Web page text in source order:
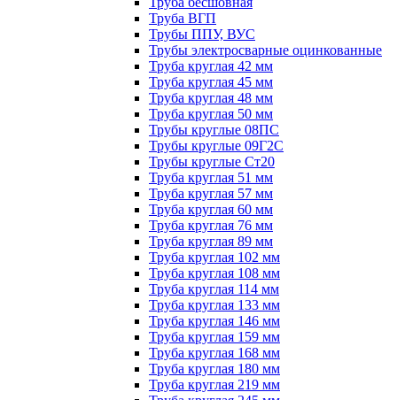
Труба ВГП
Трубы ППУ, ВУС
Трубы электросварные оцинкованные
Труба круглая 42 мм
Труба круглая 45 мм
Труба круглая 48 мм
Труба круглая 50 мм
Трубы круглые 08ПС
Трубы круглые 09Г2С
Трубы круглые Ст20
Труба круглая 51 мм
Труба круглая 57 мм
Труба круглая 60 мм
Труба круглая 76 мм
Труба круглая 89 мм
Труба круглая 102 мм
Труба круглая 108 мм
Труба круглая 114 мм
Труба круглая 133 мм
Труба круглая 146 мм
Труба круглая 159 мм
Труба круглая 168 мм
Труба круглая 180 мм
Труба круглая 219 мм